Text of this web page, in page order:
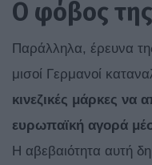
Ο φόβος
Παράλληλα, έρευνα
μισοί Γερμανοί
κινεζικές μάρκες
ευρωπαϊκή αγορά
Η αβεβαιότητα αυτή